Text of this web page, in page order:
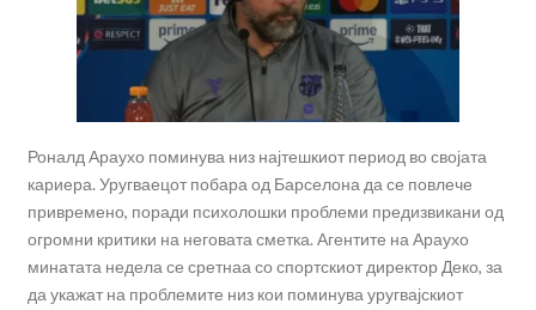
Роналд Араухо поминува низ најтешкиот период во својата
кариера. Уругваецот побара од Барселона да се повлече
привремено, поради психолошки проблеми предизвикани од
огромни критики на неговата сметка. Агентите на Араухо
минатата недела се сретнаа со спортскиот директор Деко, за
да укажат на проблемите низ кои поминува уругвајскиот